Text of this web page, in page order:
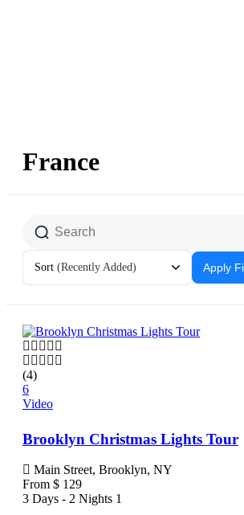
France
Sort (Recently Added) Apply
(4)
6
Video
Brooklyn Christmas Lights Tour
Main Street, Brooklyn, NY
From $ 129
3 Days - 2 Nights 1